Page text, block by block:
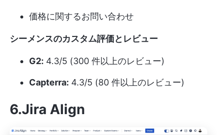
価格に関するお問い合わせ
シーメンスのカスタム評価とレビュー
G2: 4.3/5 (300 件以上のレビュー)
Capterra: 4.3/5 (80 件以上のレビュー)
6.Jira Align